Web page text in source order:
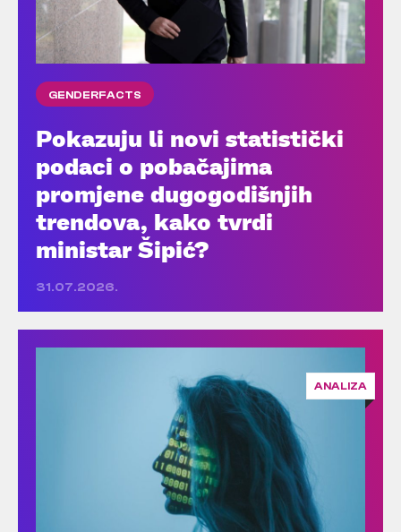
GENDERFACTS
Pokazuju li novi statistički
podaci o pobačajima
promjene dugogodišnjih
trendova, kako tvrdi
ministar Šipić?
31.07.2026.
ANALIZA